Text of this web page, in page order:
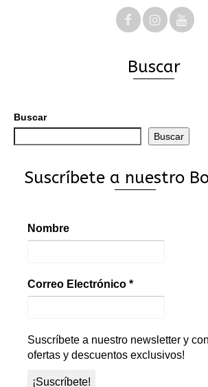
Buscar
Buscar
Buscar
Suscríbete a nuestro
Nombre
Correo Electrónico *
Suscríbete a nuestro newsletter y
ofertas y descuentos exclusivos!